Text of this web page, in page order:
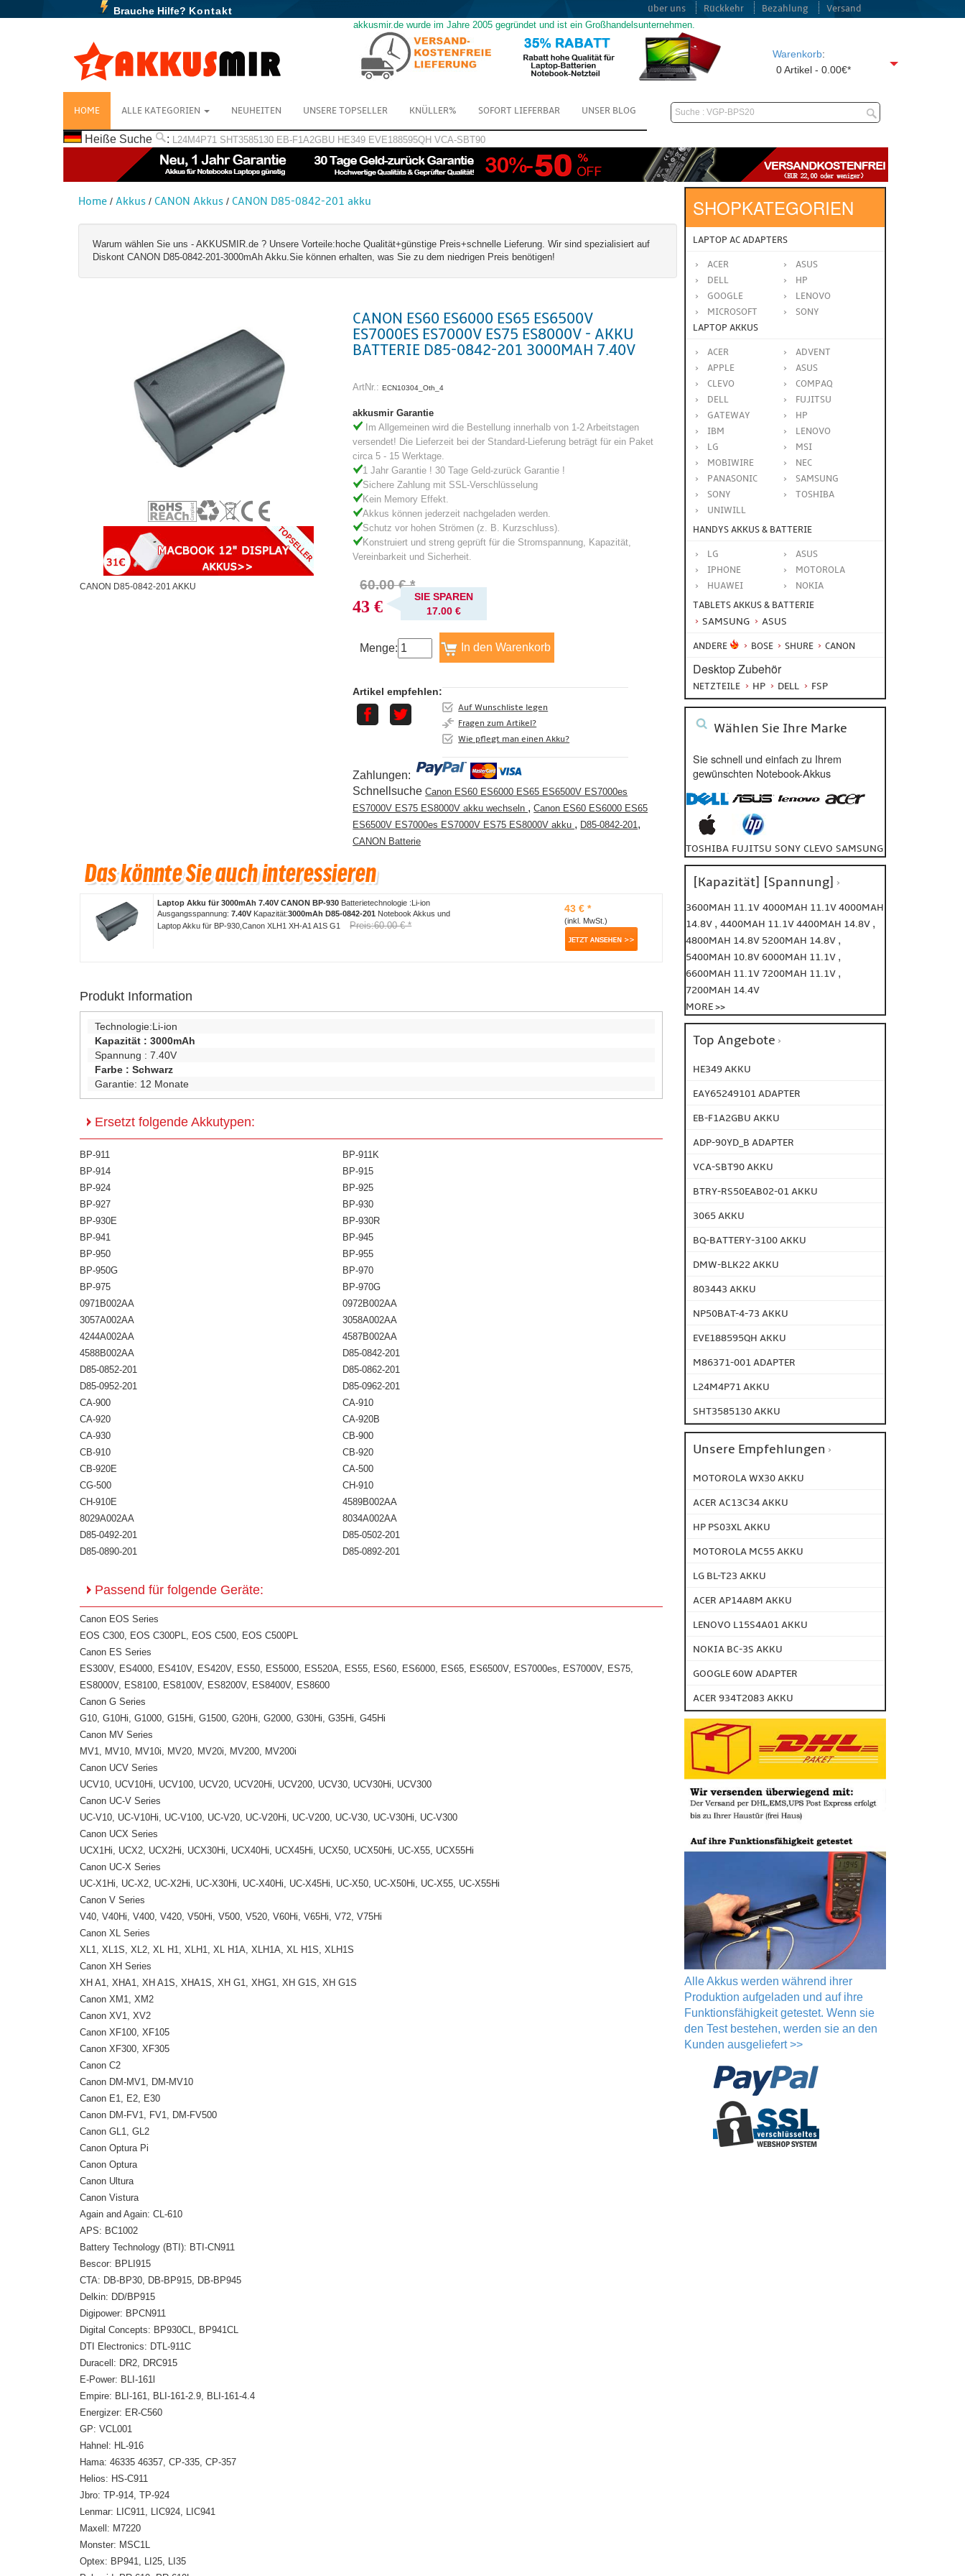
Brauche Hilfe? Kontakt über uns Rückkehr Bezahlung Versand
akkusmir.de wurde im Jahre 2005 gegründet und ist ein Großhandelsunternehmen.
Warenkorb:
0 Artikel - 0.00€*
HOME ALLE KATEGORIEN NEUHEITEN UNSERE TOPSELLER KNÜLLER% SOFORT LIEFERBAR UNSER BLOG
Heiße Suche : L24M4P71 SHT3585130 EB-F1A2GBU HE349 EVE188595QH VCA-SBT90
Home/ Akkus/ CANON Akkus/ CANON D85-0842-201 akku
Warum wählen Sie uns - AKKUSMIR.de ? Unsere Vorteile:hoche Qualität+günstige Preis+schnelle Lieferung. Wir sind spezialisiert auf
Diskont CANON D85-0842-201-3000mAh Akku.Sie können erhalten, was Sie zu dem niedrigen Preis benötigen!
CANON D85-0842-201 AKKU
CANON ES60 ES6000 ES65 ES6500V
ES7000ES ES7000V ES75 ES8000V - AKKU
BATTERIE D85-0842-201 3000MAH 7.40V
ArtNr.:ECN10304_Oth_4
akkusmir Garantie
Im Allgemeinen wird die Bestellung innerhalb von 1-2 Arbeitstagen
versendet! Die Lieferzeit bei der Standard-Lieferung beträgt für ein Paket
circa 5 - 15 Werktage.
1 Jahr Garantie ! 30 Tage Geld-zurück Garantie !
Sichere Zahlung mit SSL-Verschlüsselung
Kein Memory Effekt.
Akkus können jederzeit nachgeladen werden.
Schutz vor hohen Strömen (z. B. Kurzschluss).
Konstruiert und streng geprüft für die Stromspannung, Kapazität,
Vereinbarkeit und Sicherheit.
60.00 € *
43 €
SIE SPAREN
17.00 €
Menge:
Artikel empfehlen:
Auf Wunschliste legen
Fragen zum Artikel?
Wie pflegt man einen Akku?
Zahlungen:
SchnellsucheCanon ES60 ES6000 ES65 ES6500V ES7000es
ES7000V ES75 ES8000V akku wechseln ,Canon ES60 ES6000 ES65
ES6500V ES7000es ES7000V ES75 ES8000V akku , D85-0842-201,
CANON Batterie
Laptop Akku für 3000mAh 7.40V CANON BP-930 Batterietechnologie :Li-ion
Ausgangsspannung:7.40V Kapazität:3000mAh D85-0842-201 Notebook Akkus und
Laptop Akku für BP-930,Canon XLH1 XH-A1 A1S G1
Preis:60.00 € *
43 € *
(inkl. MwSt.)
Produkt Information
Technologie:Li-ion
Kapazität :3000mAh
Spannung :7.40V
Farbe :Schwarz
Garantie: 12 Monate
Ersetzt folgende Akkutypen:
BP-911
BP-911K
BP-914
BP-915
BP-924
BP-925
BP-927
BP-930
BP-930E
BP-930R
BP-941
BP-945
BP-950
BP-955
BP-950G
BP-970
BP-975
BP-970G
0971B002AA
0972B002AA
3057A002AA
3058A002AA
4244A002AA
4587B002AA
4588B002AA
D85-0842-201
D85-0852-201
D85-0862-201
D85-0952-201
D85-0962-201
CA-900
CA-910
CA-920
CA-920B
CA-930
CB-900
CB-910
CB-920
CB-920E
CA-500
CG-500
CH-910
CH-910E
4589B002AA
8029A002AA
8034A002AA
D85-0492-201
D85-0502-201
D85-0890-201
D85-0892-201
Passend für folgende Geräte:
Canon EOS Series
EOS C300, EOS C300PL, EOS C500, EOS C500PL
Canon ES Series
ES300V, ES4000, ES410V, ES420V, ES50, ES5000, ES520A, ES55, ES60, ES6000, ES65, ES6500V, ES7000es, ES7000V, ES75,
ES8000V, ES8100, ES8100V, ES8200V, ES8400V, ES8600
Canon G Series
G10, G10Hi, G1000, G15Hi, G1500, G20Hi, G2000, G30Hi, G35Hi, G45Hi
Canon MV Series
MV1, MV10, MV10i, MV20, MV20i, MV200, MV200i
Canon UCV Series
UCV10, UCV10Hi, UCV100, UCV20, UCV20Hi, UCV200, UCV30, UCV30Hi, UCV300
Canon UC-V Series
UC-V10, UC-V10Hi, UC-V100, UC-V20, UC-V20Hi, UC-V200, UC-V30, UC-V30Hi, UC-V300
Canon UCX Series
UCX1Hi, UCX2, UCX2Hi, UCX30Hi, UCX40Hi, UCX45Hi, UCX50, UCX50Hi, UC-X55, UCX55Hi
Canon UC-X Series
UC-X1Hi, UC-X2, UC-X2Hi, UC-X30Hi, UC-X40Hi, UC-X45Hi, UC-X50, UC-X50Hi, UC-X55, UC-X55Hi
Canon V Series
V40, V40Hi, V400, V420, V50Hi, V500, V520, V60Hi, V65Hi, V72, V75Hi
Canon XL Series
XL1, XL1S, XL2, XL H1, XLH1, XL H1A, XLH1A, XL H1S, XLH1S
Canon XH Series
XH A1, XHA1, XH A1S, XHA1S, XH G1, XHG1, XH G1S, XH G1S
Canon XM1, XM2
Canon XV1, XV2
Canon XF100, XF105
Canon XF300, XF305
Canon C2
Canon DM-MV1, DM-MV10
Canon E1, E2, E30
Canon DM-FV1, FV1, DM-FV500
Canon GL1, GL2
Canon Optura Pi
Canon Optura
Canon Ultura
Canon Vistura
Again and Again: CL-610
APS: BC1002
Battery Technology (BTI): BTI-CN911
Bescor: BPLI915
CTA: DB-BP30, DB-BP915, DB-BP945
Delkin: DD/BP915
Digipower: BPCN911
Digital Concepts: BP930CL, BP941CL
DTI Electronics: DTL-911C
Duracell: DR2, DRC915
E-Power: BLI-161l
Empire: BLI-161, BLI-161-2.9, BLI-161-4.4
Energizer: ER-C560
GP: VCL001
Hahnel: HL-916
Hama: 46335 46357, CP-335, CP-357
Helios: HS-C911
Jbro: TP-914, TP-924
Lenmar: LIC911, LIC924, LIC941
Maxell: M7220
Monster: MSC1L
Optex: BP941, LI25, LI35
SHOPKATEGORIEN
LAPTOP AC ADAPTERS
ACER
ASUS
DELL
HP
GOOGLE
LENOVO
MICROSOFT
SONY
LAPTOP AKKUS
ACER
ADVENT
APPLE
ASUS
CLEVO
COMPAQ
DELL
FUJITSU
GATEWAY
HP
IBM
LENOVO
LG
MSI
MOBIWIRE
NEC
PANASONIC
SAMSUNG
SONY
TOSHIBA
UNIWILL
HANDYS AKKUS & BATTERIE
LG
ASUS
IPHONE
MOTOROLA
HUAWEI
NOKIA
TABLETS AKKUS & BATTERIE
SAMSUNG ASUS
ANDERE BOSE SHURE CANON
Desktop Zubehör
NETZTEILE HP DELL FSP
Wählen Sie Ihre Marke
Sie schnell und einfach zu Ihrem
gewünschten Notebook-Akkus
TOSHIBA FUJITSU SONY CLEVO SAMSUNG
[Kapazität] [Spannung]
3600MAH 11.1V 4000MAH 11.1V4000MAH
14.8V , 4400MAH 11.1V4400MAH 14.8V ,
4800MAH 14.8V 5200MAH 14.8V ,
5400MAH 10.8V6000MAH 11.1V ,
6600MAH 11.1V7200MAH 11.1V ,
7200MAH 14.4V
MORE >>
Top Angebote
HE349 AKKU
EAY65249101 ADAPTER
EB-F1A2GBU AKKU
ADP-90YD_B ADAPTER
VCA-SBT90 AKKU
BTRY-RS50EAB02-01 AKKU
3065 AKKU
BQ-BATTERY-3100 AKKU
DMW-BLK22 AKKU
803443 AKKU
NP50BAT-4-73 AKKU
EVE188595QH AKKU
M86371-001 ADAPTER
L24M4P71 AKKU
SHT3585130 AKKU
Unsere Empfehlungen
MOTOROLA WX30 AKKU
ACER AC13C34 AKKU
HP PS03XL AKKU
MOTOROLA MC55 AKKU
LG BL-T23 AKKU
ACER AP14A8M AKKU
LENOVO L15S4A01 AKKU
NOKIA BC-3S AKKU
GOOGLE 60W ADAPTER
ACER 934T2083 AKKU
Alle Akkus werden während ihrer
Produktion aufgeladen und auf ihre
Funktionsfähigkeit getestet. Wenn sie
den Test bestehen, werden sie an den
Kunden ausgeliefert >>